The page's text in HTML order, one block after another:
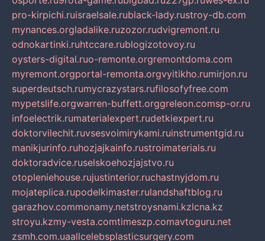
pro-kirpichi.ruisraelsale.rublack-lady.rustroy-db.com
mynances.orgladalike.ruzozor.rudvigremont.ru
odnokartinki.ruhtccare.rublogizotovoy.ru
oysters-digital.ruo-remonte.orgremontdoma.com
myremont.orgportal-remonta.orgvyitikho.rumirjon.ru
superdeutsch.rumycrazystars.rufilosofyfree.com
mypetslife.orgwarren-buffett.orggreleon.comsp-or.ru
infoelectrik.rumaterialexpert.rudetkiexpert.ru
doktorvilechit.ruvsesvoimirykami.ruinstrumentgid.ru
manikjurinfo.ruhozjajkainfo.rustroimaterials.ru
doktoradvice.ruselskoehozjajstvo.ru
otopleniehouse.rujustinterior.ruchastnyjdom.ru
mojateplica.rupodelkimaster.rulandshaftblog.ru
garazhov.commonamy.netstroysnami.kzlcna.kz
stroyu.kzmy-vesta.comtimeszp.comavtoguru.net
zsmh.com.uaallcelebsplasticsurgery.com